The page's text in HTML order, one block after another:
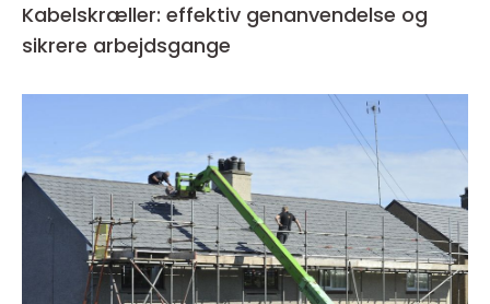
Kabelskræller: effektiv genanvendelse og
sikrere arbejdsgange